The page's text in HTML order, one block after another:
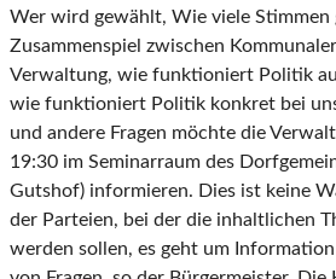
Wer wird gewählt, Wie viele Stimmen
Zusammenspiel zwischen
Verwaltung, wie funktioniert Politik
wie funktioniert Politik konkret bei
und andere Fragen möchte die
19:30 im Seminarraum des
Gutshof) informieren. Dies ist keine
der Parteien, bei der die inhaltlichen
werden sollen, es geht um